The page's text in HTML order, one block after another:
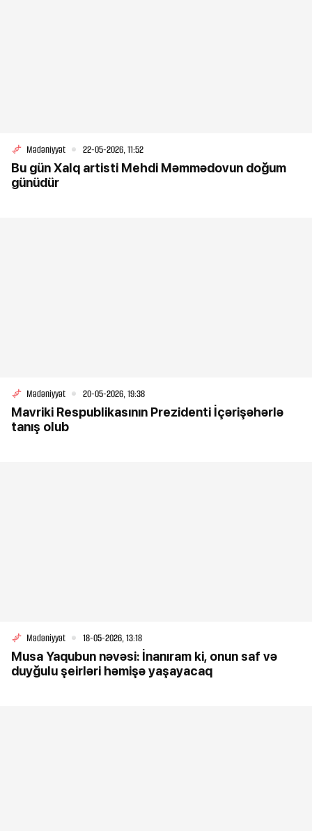
Mədəniyyət 22-05-2026, 11:52
Bu gün Xalq artisti Mehdi Məmmədovun doğum
günüdür
Mədəniyyət 20-05-2026, 19:38
Mavriki Respublikasının Prezidenti İçərişəhərlə
tanış olub
Mədəniyyət 18-05-2026, 13:18
Musa Yaqubun nəvəsi: İnanıram ki, onun saf və
duyğulu şeirləri həmişə yaşayacaq